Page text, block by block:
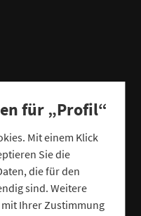
für „Profil“
Mit einem Klick
Sie die
die für den
sind. Weitere
Ihrer Zustimmung